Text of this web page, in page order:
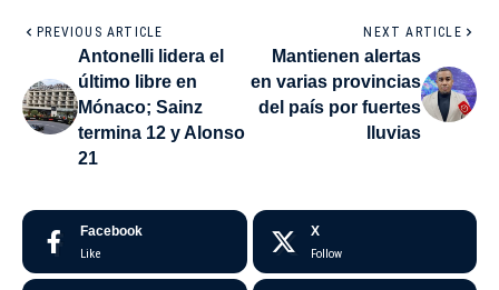
PREVIOUS ARTICLE
Antonelli lidera el
último libre en
Mónaco; Sainz
termina 12 y Alonso
21
NEXT ARTICLE
Mantienen alertas
en varias provincias
del país por fuertes
lluvias
Facebook
Like
X
Follow